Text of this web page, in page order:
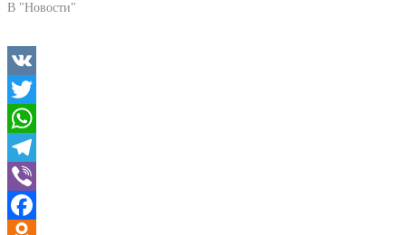
В "Новости"
VK
Twitter
WhatsApp
Telegram
Viber